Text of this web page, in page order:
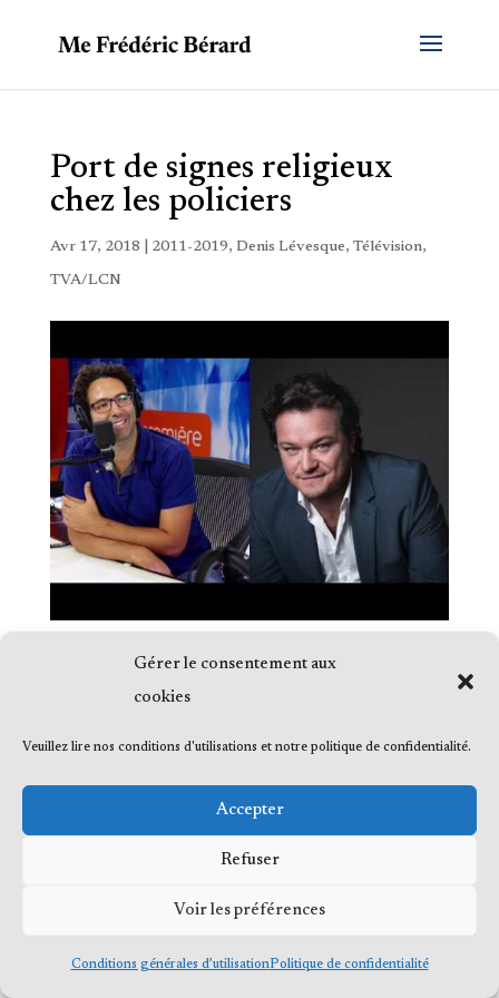
Gérer le consentement aux
cookies
Veuillez lire nos conditions d'utilisations et notre politique de confidentialité.
Accepter
Refuser
Voir les préférences
Conditions générales d’utilisationPolitique de confidentialité
Port de signes religieux
chez les policiers
Avr 17, 2018 2011-2019, Denis Lévesque, Télévision,
TVA/LCN